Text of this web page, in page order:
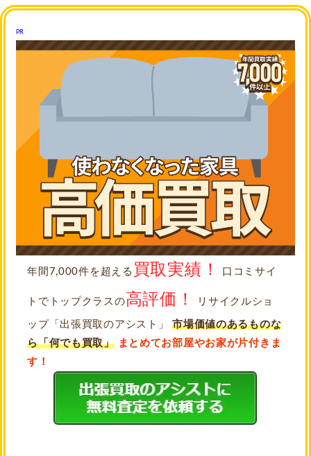
PR
年間7,000件を超える 買取実績！ 口コミサイ
トでトップクラスの 高評価！ リサイクルショ
ップ「出張買取のアシスト」市場価値のあるものな
ら「何でも買取」 まとめてお部屋やお家が片付きま
す！